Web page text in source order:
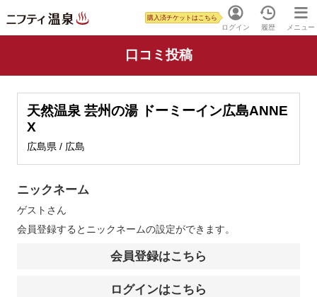
ログイン
購入済チケットはこちら
履歴 メニュー
口コミ投稿
天然温泉 芸州の湯 ドーミーイン広島ANNE
X
広島県 / 広島
ニックネーム
ゲスト さん
会員登録するとニックネームの設定ができます。
会員登録はこちら
ログインはこちら